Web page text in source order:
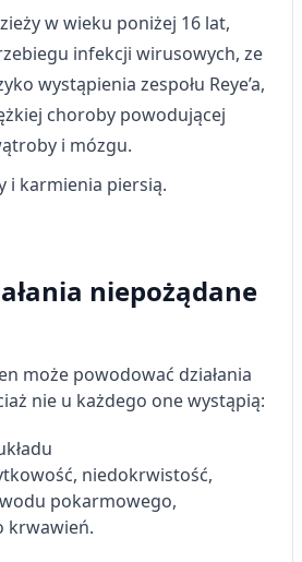
w wieku poniżej 16 lat,
infekcji wirusowych, ze
wystąpienia zespołu Reye’a,
choroby powodującej
i mózgu.
i karmienia piersią.
niepożądane
może powodować działania
nie u każdego one wystąpią:
niedokrwistość,
pokarmowego,
krwawień.